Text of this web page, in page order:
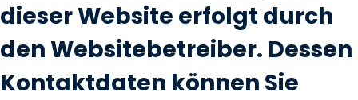
dieser Website erfolgt durch
den Websitebetreiber. Dessen
Kontaktdaten können Sie